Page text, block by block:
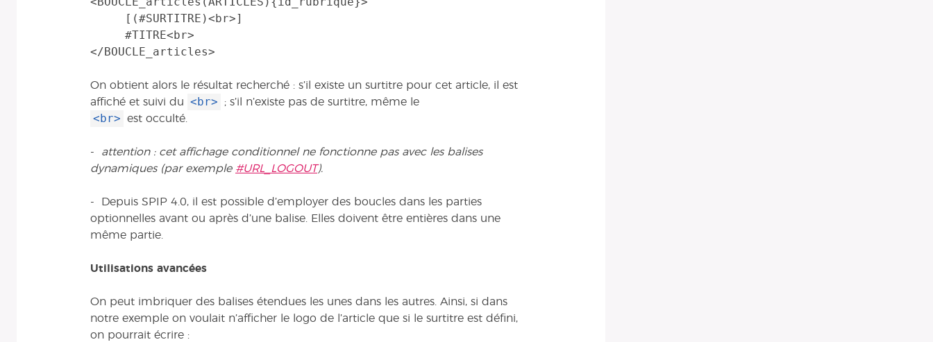
On obtient alors le résultat recherché : s’il existe un surtitre pour cet article, il est
affiché et suivi du
<br> ; s’il n’existe pas de surtitre, même le
<br> est occulté.
- attention : cet affichage conditionnel ne fonctionne pas avec les balises
dynamiques (par exemple #URL_LOGOUT).
- Depuis SPIP 4.0, il est possible d’employer des boucles dans les parties
optionnelles avant ou après d’une balise. Elles doivent être entières dans une
même partie.
Utilisations avancées
On peut imbriquer des balises étendues les unes dans les autres. Ainsi, si dans
notre exemple on voulait n’afficher le logo de l’article que si le surtitre est défini,
on pourrait écrire :